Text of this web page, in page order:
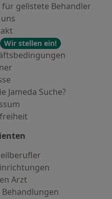
gelistete Behandler
Wir stellen ein!
Jameda Suche?
Arzt